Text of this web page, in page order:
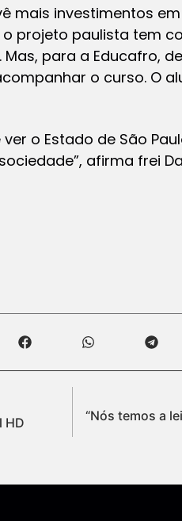
mais investimentos
projeto paulista tem
para a Educafro,
o curso. O
o Estado de São
afirma frei
HD
“Nós temos a